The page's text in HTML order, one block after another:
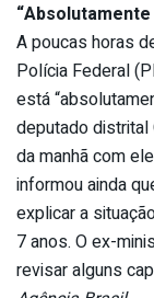
A poucas horas
Polícia Federal
está
deputado distrital
da manhã com
informou ainda
explicar a
7 anos. O ex-
revisar alguns